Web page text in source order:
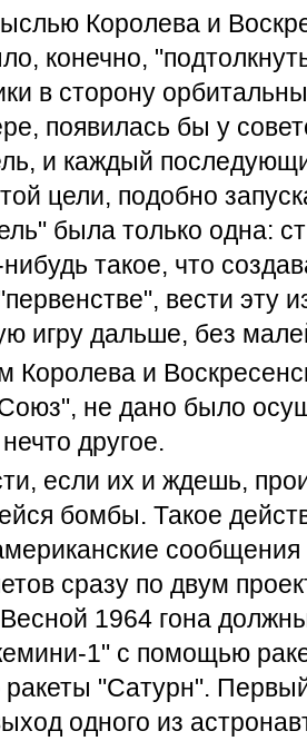
Королева и
конечно,
в сторону
появилась бы у
и каждый
цели, подобно
была только одна:
такое, что
вести эту
игру дальше, без
Королева и
не дано было
другое.
если их и ждешь,
бомбы. Такое
сразу по двум
1964 гона
1" с помощью
"Сатурн".
одного из